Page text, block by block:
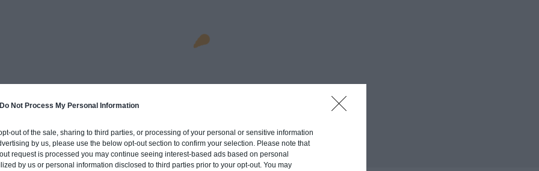
Do Not Process My Personal Information
out of the sale, sharing to third parties, or processing of your personal or sensitive information
by us, please use the below opt-out section to confirm your selection. Please note that
request is processed you may continue seeing interest-based ads based on personal
by us or personal information disclosed to third parties prior to your opt-out. You may